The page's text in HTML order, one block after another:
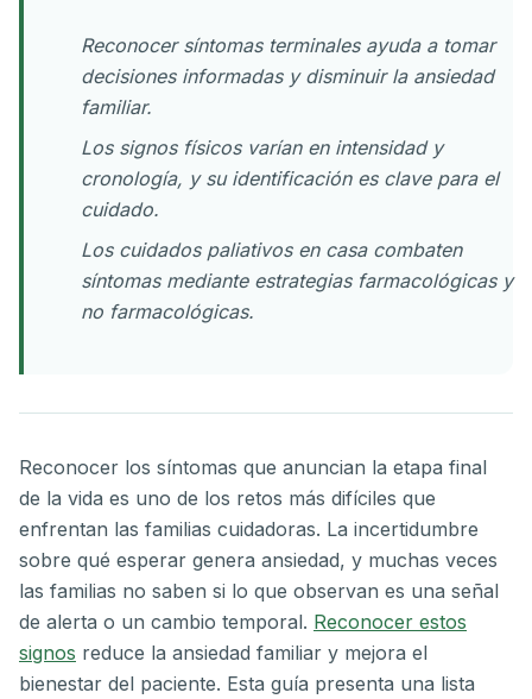
Reconocer síntomas terminales ayuda a tomar
decisiones informadas y disminuir la ansiedad
familiar.
Los signos físicos varían en intensidad y
cronología, y su identificación es clave para el
cuidado.
Los cuidados paliativos en casa combaten
síntomas mediante estrategias farmacológicas y
no farmacológicas.
Reconocer los síntomas que anuncian la etapa final
de la vida es uno de los retos más difíciles que
enfrentan las familias cuidadoras. La incertidumbre
sobre qué esperar genera ansiedad, y muchas veces
las familias no saben si lo que observan es una señal
de alerta o un cambio temporal. Reconocer estos
signos reduce la ansiedad familiar y mejora el
bienestar del paciente. Esta guía presenta una lista